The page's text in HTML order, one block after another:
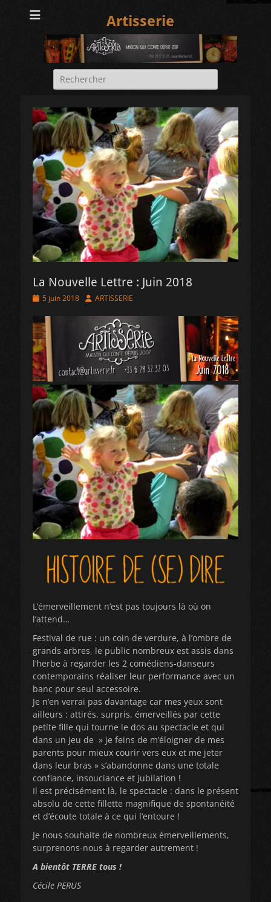
Artisserie
Rechercher :
La Nouvelle Lettre : Juin 2018
Posted5 juin 2018 Author
ARTISSERIE
L’émerveillement n’est pas toujours là où on
l’attend…
Festival de rue : un coin de verdure, à l’ombre de
grands arbres, le public nombreux est assis dans
l’herbe à regarder les 2 comédiens-danseurs
contemporains réaliser leur performance avec un
banc pour seul accessoire.
Je n’en verrai pas davantage car mes yeux sont
ailleurs : attirés, surpris, émerveillés par cette
petite fille qui tourne le dos au spectacle et qui
dans un jeu de » je feins de m’éloigner de mes
parents pour mieux courir vers eux et me jeter
dans leur bras » s’abandonne dans une totale
confiance, insouciance et jubilation !
Il est précisément là, le spectacle : dans le présent
absolu de cette fillette magnifique de spontanéité
et d’écoute totale à ce qui l’entoure !
Je nous souhaite de nombreux émerveillements,
surprenons-nous à regarder autrement !
A bientôt TERRE tous !
Cécile PERUS